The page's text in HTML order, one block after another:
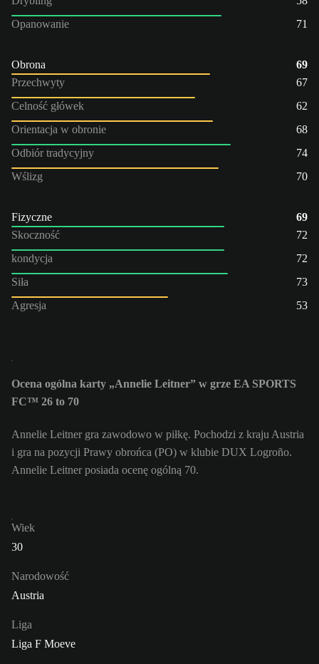
Opanowanie
71
Obrona
69
Przechwyty
67
Celność główek
62
Orientacja w obronie
68
Odbiór tradycyjny
74
Wślizg
70
Fizyczne
69
Skoczność
72
kondycja
72
Siła
73
Agresja
53
Ocena ogólna karty „Annelie Leitner” w grze EA SPORTS
FC™ 26 to 70
Annelie Leitner gra zawodowo w piłkę. Pochodzi z kraju Austria
i gra na pozycji Prawy obrońca (PO) w klubie DUX Logroño.
Annelie Leitner posiada ocenę ogólną 70.
Wiek
30
Narodowość
Austria
Liga
Liga F Moeve